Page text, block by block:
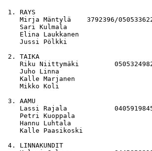
1. RAYS
Mirja Mäntylä    3792396/
Sari Kulmala
Elina Laukkanen
Jussi Pölkki
2. TAIKA
Riku Niittymäki
Juho Linna
Kalle Marjanen
Mikko Koli
3. AAMU
Lassi Rajala
Petri Kuoppala
Hannu Luhtala
Kalle Paasikoski
4. LINNAKUNDIT